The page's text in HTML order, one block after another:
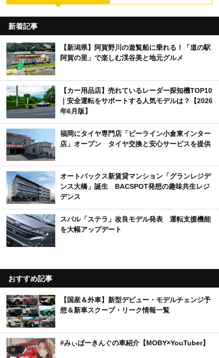
新着記事
【新潟県】阿賀野川の遊覧船に乗れる！「道の駅
阿賀の里」で楽しむ渓谷美と地元グルメ
【カー用品店】売れているレーダー探知機TOP10
｜安全運転をサポートする人気モデルは？【2026
年6月版】
福岡にタイヤ専門店「ビーライン小倉東インター
店」オープン タイヤ交換と安心サービスを提供
オートバックス新賃貸マンション「グランレジデ
ンス大橋」誕生 BACSPOT発想の趣味共生レジ
デンス
スバル「ステラ」改良モデル発表 運転支援機能
を大幅アップデート
おすすめ記事
【国産＆外車】新型デビュー・モデルチェンジ予
想＆新車スクープ・リーク情報一覧
#みぃぱーきんぐの車紹介【MOBY×YouTuber】